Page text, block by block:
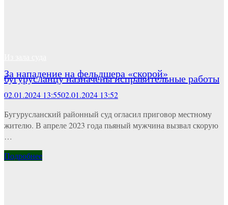
За нападение на фельдшера «скорой»
бугурусланцу назначены исправительные работы
02.01.2024 13:5502.01.2024 13:52
Бугурусланский районный суд огласил приговор местному
жителю. В апреле 2023 года пьяный мужчина вызвал скорую
…
Подробнее